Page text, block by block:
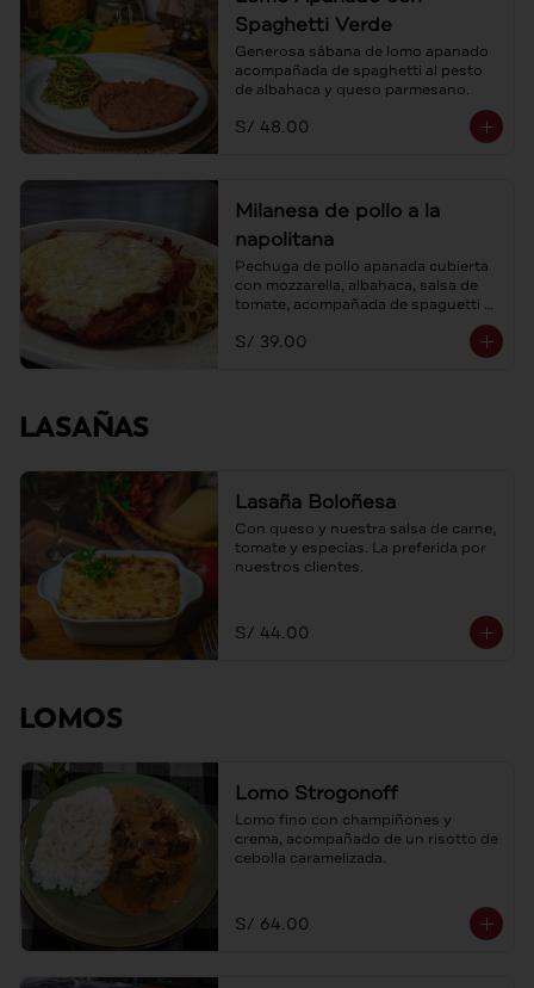
Spaghetti Verde
Generosa sábana de lomo apanado
acompañada de spaghetti al pesto
de albahaca y queso parmesano.
S/ 48.00
Milanesa de pollo a la
napolitana
Pechuga de pollo apanada cubierta
con mozzarella, albahaca, salsa de
tomate, acompañada de spaguetti al
S/ 39.00
LASAÑAS
Lasaña Boloñesa
Con queso y nuestra salsa de carne,
tomate y especias. La preferida por
nuestros clientes.
S/ 44.00
LOMOS
Lomo Strogonoff
Lomo fino con champiñones y
crema, acompañado de un risotto de
cebolla caramelizada.
S/ 64.00